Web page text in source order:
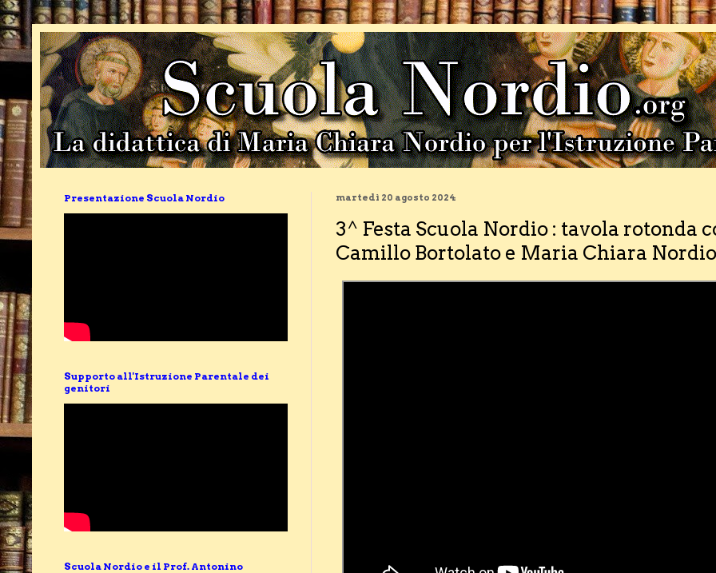
martedì 20 agosto 2024
3^ Festa Scuola Nordio : tavola rotonda
Camillo Bortolato e Maria Chiara Nordio
Presentazione Scuola Nordio
Supporto all'Istruzione Parentale dei
genitori
Scuola Nordio e il Prof. Antonino